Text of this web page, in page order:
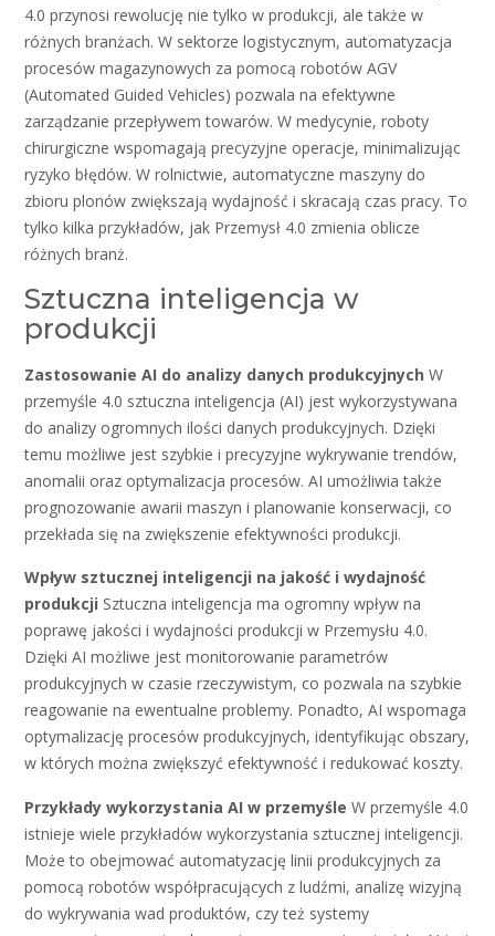
4.0 przynosi rewolucję nie tylko w produkcji, ale także w
różnych branżach. W sektorze logistycznym, automatyzacja
procesów magazynowych za pomocą robotów AGV
(Automated Guided Vehicles) pozwala na efektywne
zarządzanie przepływem towarów. W medycynie, roboty
chirurgiczne wspomagają precyzyjne operacje, minimalizując
ryzyko błędów. W rolnictwie, automatyczne maszyny do
zbioru plonów zwiększają wydajność i skracają czas pracy. To
tylko kilka przykładów, jak Przemysł 4.0 zmienia oblicze
różnych branż.
Sztuczna inteligencja w
produkcji
Zastosowanie AI do analizy danych produkcyjnych W
przemyśle 4.0 sztuczna inteligencja (AI) jest wykorzystywana
do analizy ogromnych ilości danych produkcyjnych. Dzięki
temu możliwe jest szybkie i precyzyjne wykrywanie trendów,
anomalii oraz optymalizacja procesów. AI umożliwia także
prognozowanie awarii maszyn i planowanie konserwacji, co
przekłada się na zwiększenie efektywności produkcji.
Wpływ sztucznej inteligencji na jakość i wydajność
produkcji Sztuczna inteligencja ma ogromny wpływ na
poprawę jakości i wydajności produkcji w Przemysłu 4.0.
Dzięki AI możliwe jest monitorowanie parametrów
produkcyjnych w czasie rzeczywistym, co pozwala na szybkie
reagowanie na ewentualne problemy. Ponadto, AI wspomaga
optymalizację procesów produkcyjnych, identyfikując obszary,
w których można zwiększyć efektywność i redukować koszty.
Przykłady wykorzystania AI w przemyśle W przemyśle 4.0
istnieje wiele przykładów wykorzystania sztucznej inteligencji.
Może to obejmować automatyzację linii produkcyjnych za
pomocą robotów współpracujących z ludźmi, analizę wizyjną
do wykrywania wad produktów, czy też systemy